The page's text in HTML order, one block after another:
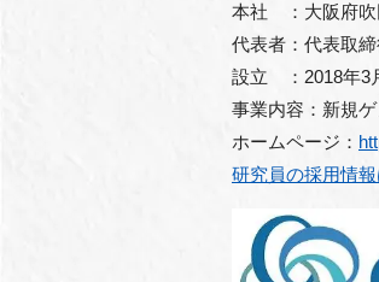
本社 ：大阪府吹
代表者：代表取
設立 ：2018年3
事業内容：新規
ホームページ：
研究員の採用情